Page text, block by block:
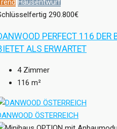
Hausentwurf
290.800€
PERFECT 116 DER
ALS ERWARTET
4 Zimmer
116 m²
ÖSTERREICH